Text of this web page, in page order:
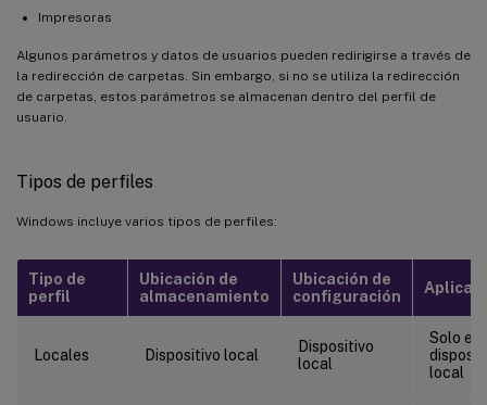
Impresoras
Algunos parámetros y datos de usuarios pueden redirigirse a través de
la redirección de carpetas. Sin embargo, si no se utiliza la redirección
de carpetas, estos parámetros se almacenan dentro del perfil de
usuario.
Tipos de perfiles
Windows incluye varios tipos de perfiles:
Tipo de
perfil
Ubicación de
almacenamiento
Ubicación de
configuración
Locales Dispositivo local
Dispositivo
local
Solo el
local